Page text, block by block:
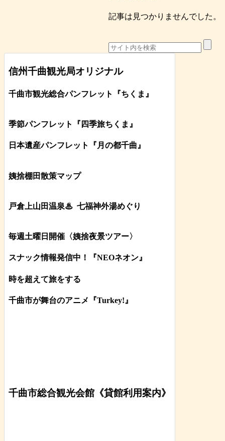
記事は見つかりませんでした。
信州千曲観光局オリジナル
千曲市観光総合パンフレット 『ちくま 』
季節パンフレット『四季旅ちくま』
日本遺産パンフレット 『月の都千曲 』
姨捨棚田散策マップ
戸倉上山田温泉♨ 七福神外湯めぐり
毎週土曜日開催〈姨捨夜景ツアー〉
スナック情報発信中！『NEOネオン』
時を超えて旅をする
千曲市が舞台のアニメ『Turkey!』
千曲市総合観光会館《貸館利用案内》